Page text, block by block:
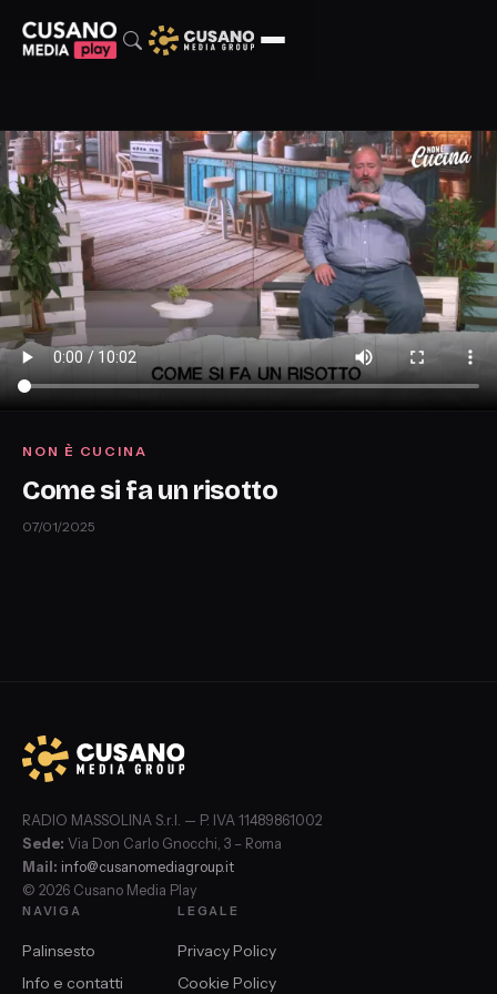
NON È CUCINA
Come si fa un risotto
07/01/2025
RADIO MASSOLINA S.r.l. — P. IVA 11489861002
Sede: Via Don Carlo Gnocchi, 3 – Roma
Mail: info@cusanomediagroup.it
© 2026 Cusano Media Play
NAVIGA
Palinsesto
Info e contatti
LEGALE
Privacy Policy
Cookie Policy